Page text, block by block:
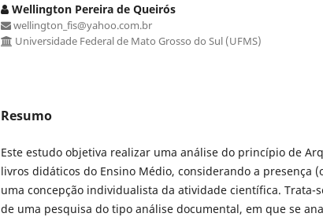
Wellington Pereira de Queirós
wellington_fis@yahoo.com.br
Universidade Federal de Mato Grosso do Sul (UFMS)
Resumo
Este estudo objetiva realizar uma análise do princípio de
livros didáticos do Ensino Médio, considerando a presença
uma concepção individualista da atividade científica. Trata-
de uma pesquisa do tipo análise documental, em que se